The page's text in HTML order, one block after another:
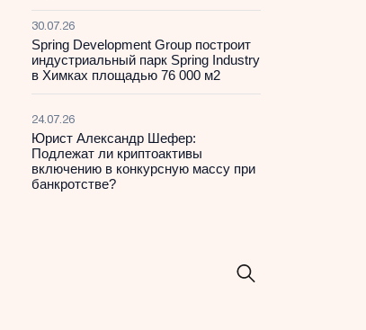
30.07.26
Spring Development Group построит
индустриальный парк Spring Industry
в Химках площадью 76 000 м2
24.07.26
Юрист Александр Шефер:
Подлежат ли криптоактивы
включению в конкурсную массу при
банкротстве?